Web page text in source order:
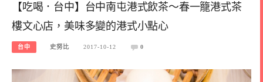
【吃喝．台中】台中南屯港式飲茶～春一籠港式茶
樓文心店，美味多變的港式小點心
台中 史努比 2017-10-12 0